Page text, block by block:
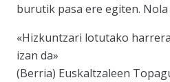
burutik pasa ere egiten.
«Hizkuntzari lotutako
izan da»
(Berria) Euskaltzaleen